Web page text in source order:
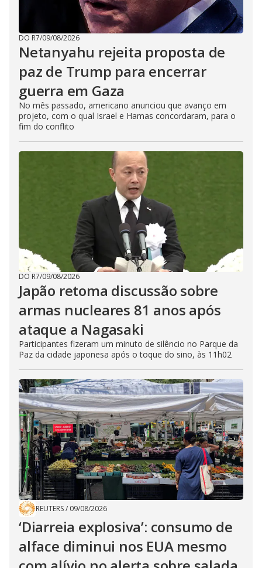
DO R7/09/08/2026
Netanyahu rejeita proposta de
paz de Trump para encerrar
guerra em Gaza
No mês passado, americano anunciou que avanço em
projeto, com o qual Israel e Hamas concordaram, para o
fim do conflito
DO R7/09/08/2026
Japão retoma discussão sobre
armas nucleares 81 anos após
ataque a Nagasaki
Participantes fizeram um minuto de silêncio no Parque da
Paz da cidade japonesa após o toque do sino, às 11h02
REUTERS/ 09/08/2026
‘Diarreia explosiva’: consumo de
alface diminui nos EUA mesmo